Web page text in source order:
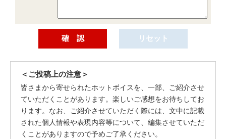
＜ご投稿上の注意＞
皆さまから寄せられたホットボイスを、一部、ご紹介させ
ていただくことがあります。楽しいご感想をお待ちしてお
ります。なお、ご紹介させていただく際には、文中に記載
された個人情報や表現内容等について、編集させていただ
くことがありますので予めご了承ください。